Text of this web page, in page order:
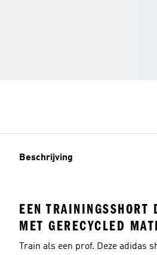
Beschrijving
EEN
MET GERECYCLED
Train als een prof. Deze adidas